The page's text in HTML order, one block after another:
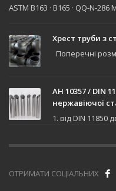
ASTM B163 · B165 · QQ-N-
Хрест труби з
Поперечні
АН 10357 / DIN
нержавіючої
1. від DIN 11850
ОТРИМАТИ СОЦІАЛЬНИХ